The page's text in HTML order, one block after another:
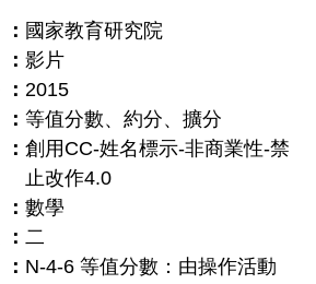
國家教育研究院
影片
2015
等值分數、約分、擴分
創用CC-姓名標示-非商業性-禁
止改作4.0
數學
二
N-4-6 等值分數：由操作活動